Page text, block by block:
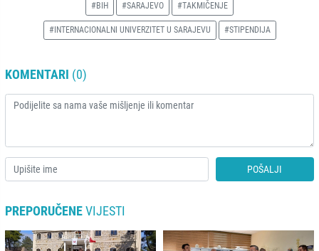
#BIH #SARAJEVO #TAKMIČENJE
#INTERNACIONALNI UNIVERZITET U SARAJEVU #STIPENDIJA
KOMENTARI (0)
POŠALJI
PREPORUČENEVIJESTI